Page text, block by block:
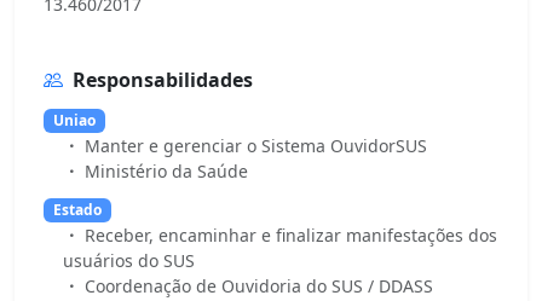
Responsabilidades
Uniao
Manter e gerenciar o Sistema OuvidorSUS
Ministério da Saúde
Estado
Receber, encaminhar e finalizar manifestações dos
usuários do SUS
Coordenação de Ouvidoria do SUS / DDASS